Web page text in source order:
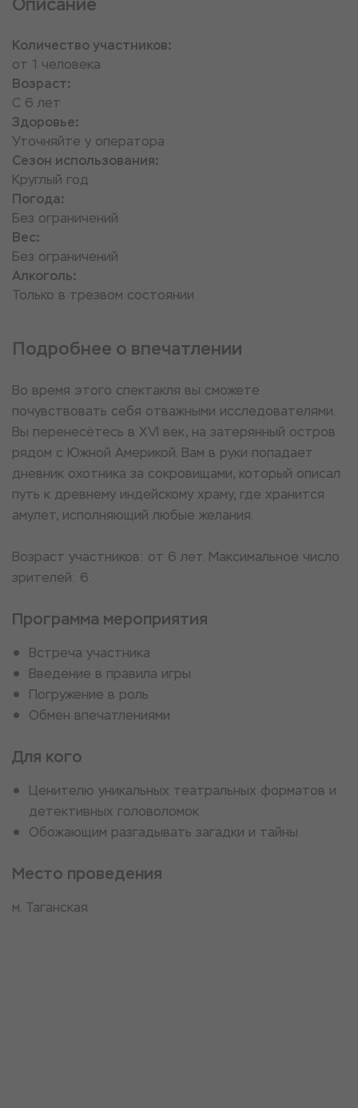
Количество участников:
от 1 человека
Возраст:
С 6 лет
Здоровье:
Уточняйте у оператора
Сезон использования:
Круглый год
Погода:
Без ограничений
Вес:
Без ограничений
Алкоголь:
Только в трезвом состоянии
Подробнее о впечатлении
Во время этого спектакля вы сможете
почувствовать себя отважными исследователями.
Вы перенесётесь в XVI век, на затерянный остров
рядом с Южной Америкой. Вам в руки попадает
дневник охотника за сокровищами, который описал
путь к древнему индейскому храму, где хранится
амулет, исполняющий любые желания.
Возраст участников: от 6 лет. Максимальное число
зрителей: 6.
Программа мероприятия
Встреча участника
Введение в правила игры
Погружение в роль
Обмен впечатлениями
Для кого
Ценителю уникальных театральных форматов и
детективных головоломок
Обожающим разгадывать загадки и тайны
Место проведения
м. Таганская